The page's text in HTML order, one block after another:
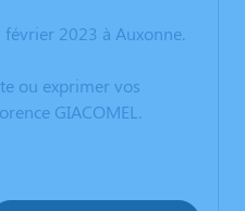
février 2023 à Auxonne.
ou exprimer vos
GIACOMEL.